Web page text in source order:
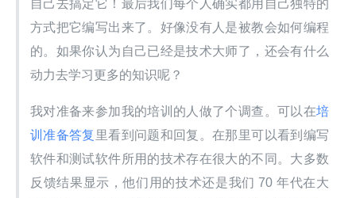
自己去搞定它！最后我们每个人确实都用自己独特的
方式把它编写出来了。好像没有人是被教会如何编程
的。如果你认为自己已经是技术大师了，还会有什么
动力去学习更多的知识呢？
我对准备来参加我的培训的人做了个调查。可以在培
训准备答复 里看到问题和回复。在那里可以看到编写
软件和测试软件所用的技术存在很大的不同。大多数
反馈结果显示，他们用的技术还是我们 70 年代在大